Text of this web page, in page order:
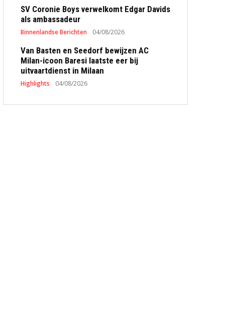
SV Coronie Boys verwelkomt Edgar Davids
als ambassadeur
Binnenlandse Berichten 04/08/2026
Van Basten en Seedorf bewijzen AC
Milan-icoon Baresi laatste eer bij
uitvaartdienst in Milaan
Highlights 04/08/2026